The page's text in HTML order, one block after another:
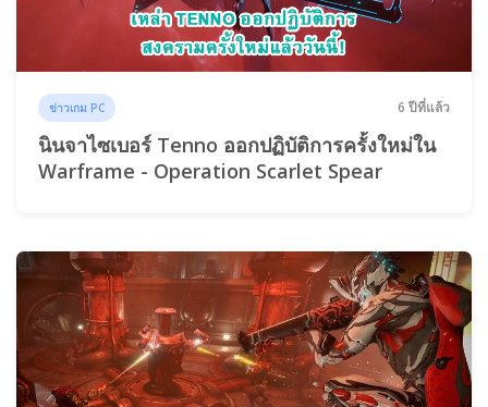
ข่าวเกม PC 6 ปีที่แล้ว
นินจาไซเบอร์ Tenno ออกปฏิบัติการครั้งใหม่ใน
Warframe - Operation Scarlet Spear